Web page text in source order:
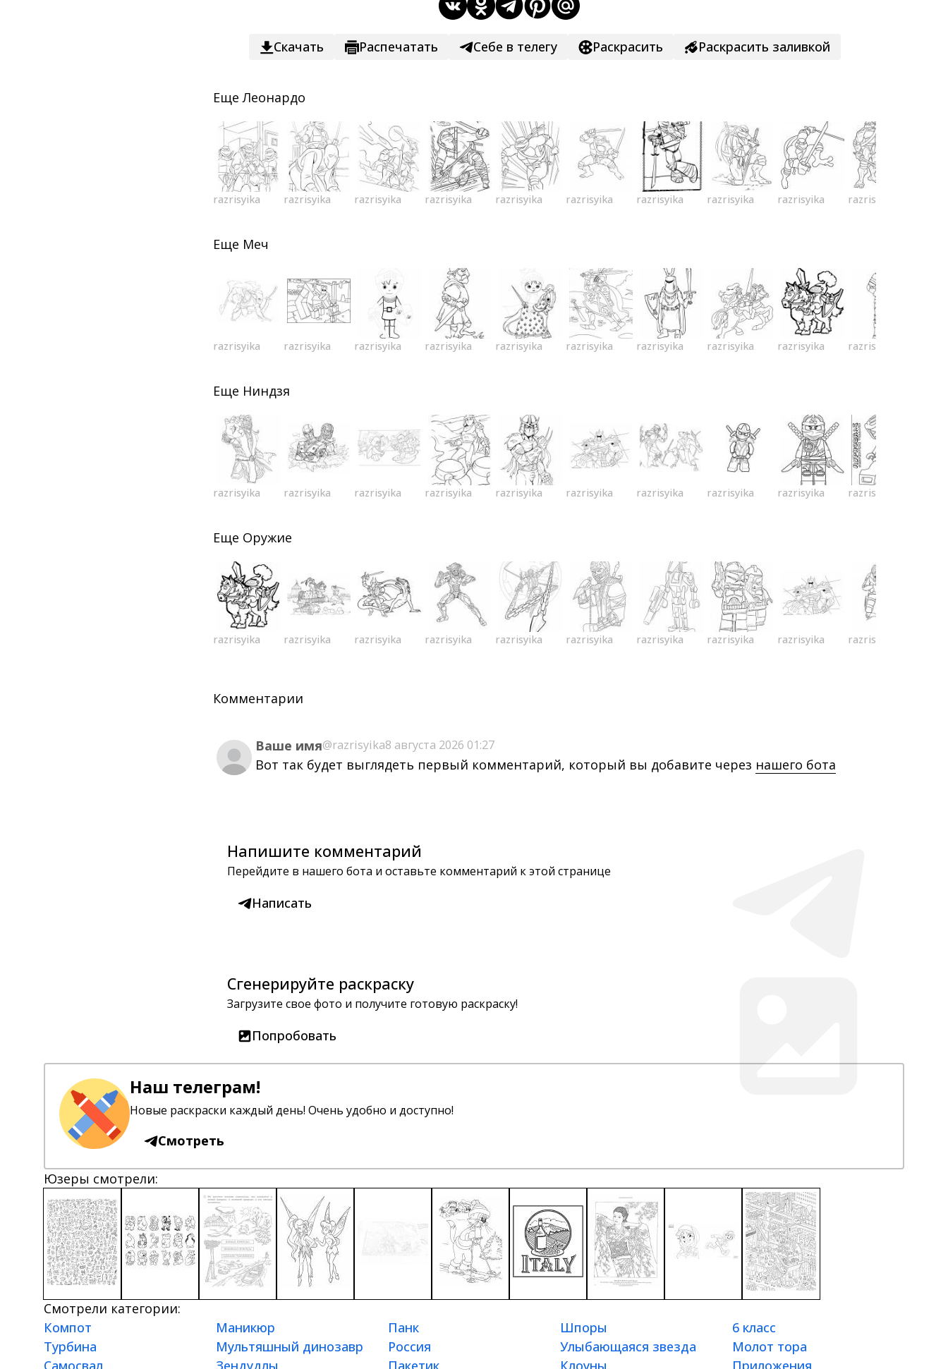
Скачать Распечатать Себе в телегу Раскрасить Раскрасить заливкой
ЕщеЛеонардо
razrisyika razrisyika razrisyika razrisyika razrisyika razrisyika razrisyika razrisyika razrisyika razrisyika
Еще Меч
razrisyika razrisyika razrisyika razrisyika razrisyika razrisyika razrisyika razrisyika razrisyika razrisyika
Еще Ниндзя
razrisyika razrisyika razrisyika razrisyika razrisyika razrisyika razrisyika razrisyika razrisyika razrisyika
Еще Оружие
razrisyika razrisyika razrisyika razrisyika razrisyika razrisyika razrisyika razrisyika razrisyika razrisyika
Комментарии
Ваше имя@razrisyika8 августа 2026 01:27
Вот так будет выглядеть первый комментарий, который вы добавите через нашего бота
Напишите комментарий
Перейдите в нашего бота и оставьте комментарий к этой странице
Написать
Сгенерируйте раскраску
Загрузите свое фото и получите готовую раскраску!
Попробовать
Наш телеграм!
Новые раскраски каждый день! Очень удобно и доступно!
Смотреть
Юзеры смотрели:
Смотрели категории:
Компот
Маникюр Панк Шпоры
6 класс
Турбина
Мультяшный динозавр Россия Улыбающаяся звезда
Молот тора
Самосвал
Зендудлы Пакетик Клоуны Приложения